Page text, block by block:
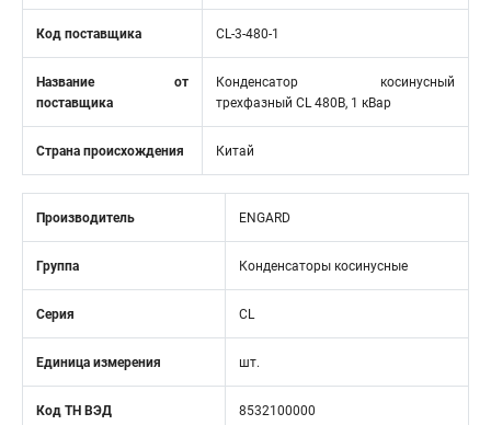
Код поставщика CL-3-480-1
Название от
поставщика
Конденсатор косинусный
трехфазный CL 480В, 1 кВар
Страна происхождения Китай
Производитель ENGARD
Группа Конденсаторы косинусные
Серия CL
Единица измерения шт.
Код ТН ВЭД 8532100000